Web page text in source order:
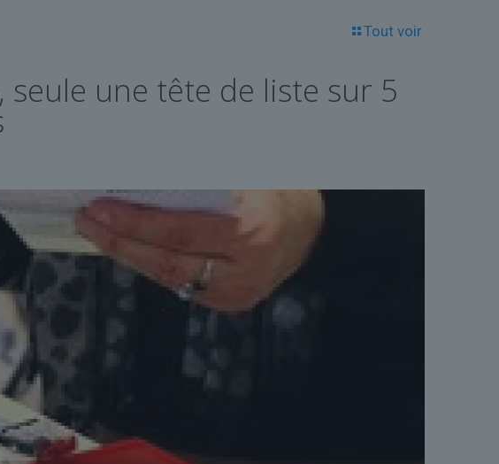
Tout voir
seule une tête de liste sur 5